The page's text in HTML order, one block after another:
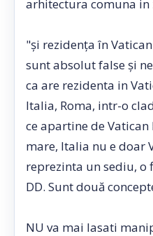
arhitectura comuna in
"şi rezidenţa în
sunt absolut false şi
ca are rezidenta in
Italia, Roma, intr-o
ce apartine de Vatican
mare, Italia nu e doar
reprezinta un sediu,
DD. Sunt două
NU va mai lasati